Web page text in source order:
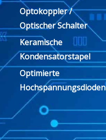
Optokoppler /
Optischer Schalter
Keramische
Kondensatorstapel
Optimierte
Hochspannungsdioden